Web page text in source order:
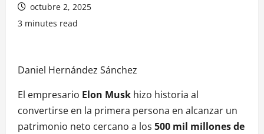
octubre 2, 2025
3 minutes read
Daniel Hernández Sánchez
El empresario Elon Musk hizo historia al
convertirse en la primera persona en alcanzar un
patrimonio neto cercano a los 500 mil millones de